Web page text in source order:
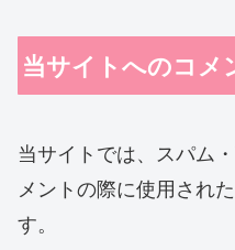
当サイトへのコメ
当サイトでは、スパム
メントの際に使用され
す。